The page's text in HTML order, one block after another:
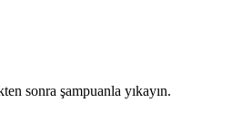
sonra şampuanla yıkayın.